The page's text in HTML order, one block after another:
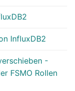
InfluxDB2
-
FSMO Rollen